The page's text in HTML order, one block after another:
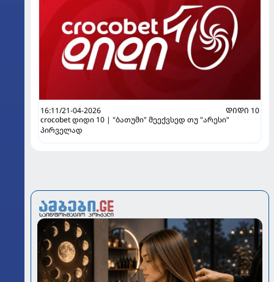
16:11/21-04-2026
ᲓᲘᲓᲘ 10
crocobet დიდი 10 | "ბათუმი" მეექვსედ თუ "არესი"
პირველად